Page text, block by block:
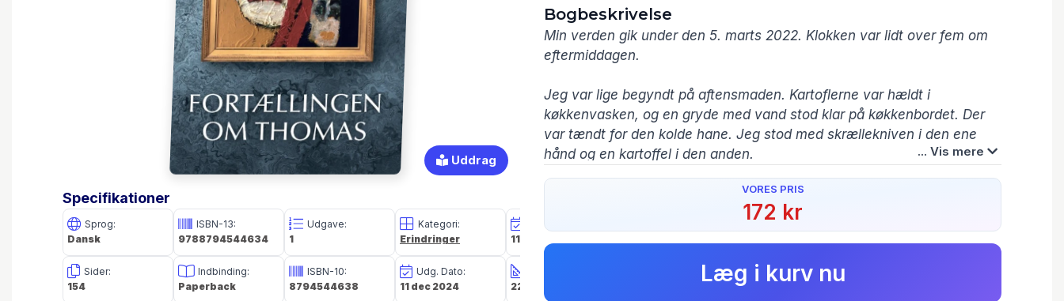
Uddrag
Specifikationer
Sprog:
Dansk
Sider:
154
ISBN-13:
9788794544634
Indbinding:
Paperback
Udgave:
1
ISBN-10:
8794544638
Kategori:
Erindringer
Udg. Dato:
11 dec 2024
11 dec 2024
22,1 x 14,2 x 1,3
Forfatter(e):
Bogbeskrivelse
Min verden gik under den 5. marts 2022. Klokken var lidt over fem om
eftermiddagen.
Jeg var lige begyndt på aftensmaden. Kartoflerne var hældt i
køkkenvasken, og en gryde med vand stod klar på køkkenbordet. Der
var tændt for den kolde hane. Jeg stod med skrællekniven i den ene
hånd og en kartoffel i den anden.
Det var i det øjeblik, jeg så dem. To betjente, som gik forbi
køkkenvinduet ude på svalegangen. Betjenten, som gik bagerst,
kikkede ind på mig. I et splitsekund mødtes vores blikke, og jeg vidste
med det samme, at mit liv aldrig ville blive det samme igen.
Fortællingen om Thomas
... Vis mere
VORES PRIS
172 kr
Læg i kurv nu